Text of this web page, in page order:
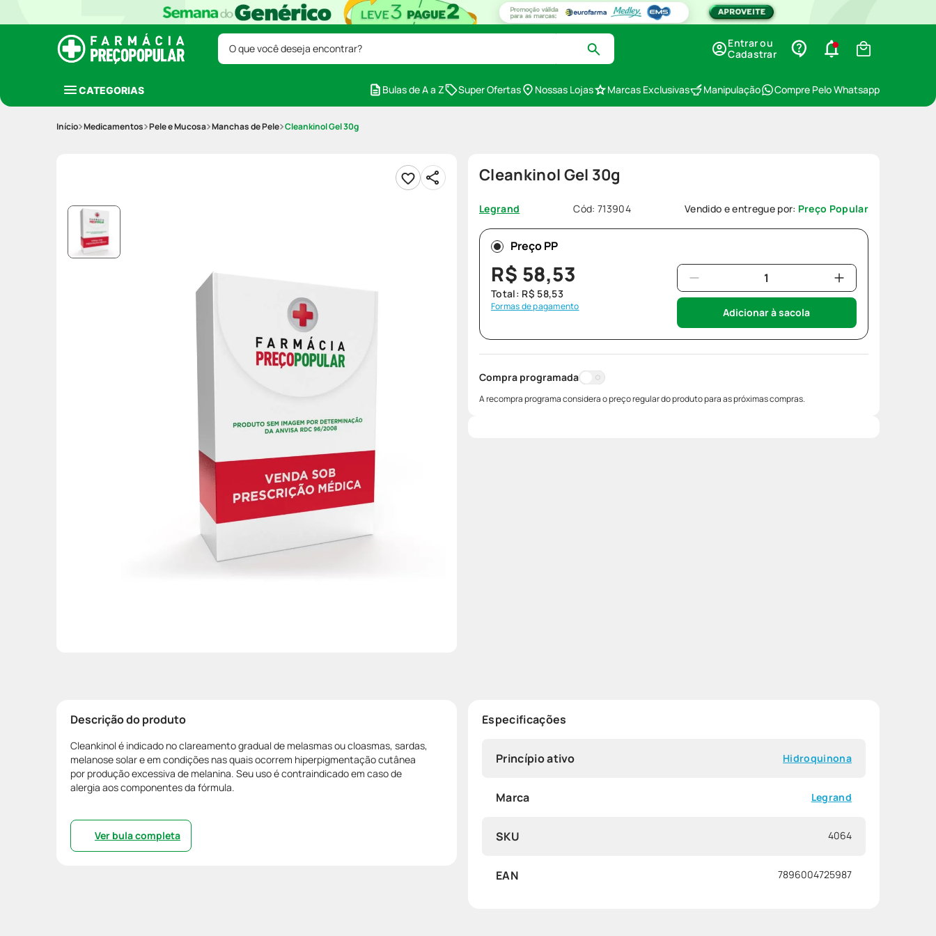
O que você deseja encontrar?
Entrar ou
Cadastrar
CATEGORIAS Bulas de A a Z Super Ofertas Nossas Lojas Marcas Exclusivas Manipulação Compre Pelo Whatsapp
Medicamentos Pele e Mucosa Manchas de Pele Cleankinol Gel 30g
Cleankinol Gel 30g
Legrand Cód:713904 Vendido e entregue por: Preço Popular
Preço PP
R$ 58,53
Total: R$ 58,53
Formas de pagamento Adicionar à sacola
Compra programada
A recompra programa considera o preço regular do produto para as próximas compras.
Descrição do produto
Cleankinol é indicado no clareamento gradual de melasmas ou cloasmas, sardas,
melanose solar e em condições nas quais ocorrem hiperpigmentação cutânea
por produção excessiva de melanina. Seu uso é contraindicado em caso de
alergia aos componentes da fórmula.
Ver bula completa
Especificações
Princípio ativo Hidroquinona
Marca Legrand
SKU 4064
EAN 7896004725987